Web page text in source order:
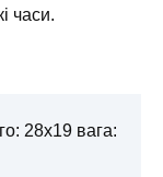
часи.
28х19 вага: